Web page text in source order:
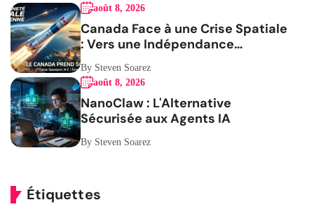
août 8, 2026
Canada Face à une Crise Spatiale
: Vers une Indépendance
Stratégique
By Steven Soarez
août 8, 2026
NanoClaw : L'Alternative
Sécurisée aux Agents IA
By Steven Soarez
Étiquettes